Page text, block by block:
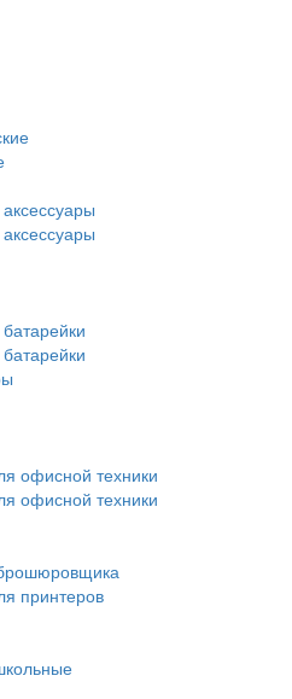
офисной техники
офисной техники
принтеров